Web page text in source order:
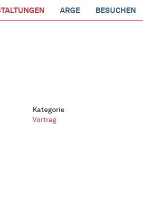
ARGE BESUCHEN
Kategorie
Vortrag